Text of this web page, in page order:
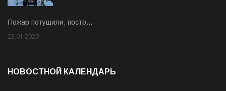
Пожар потушили, постр…
23.01.2020
НОВОСТНОЙ КАЛЕНДАРЬ